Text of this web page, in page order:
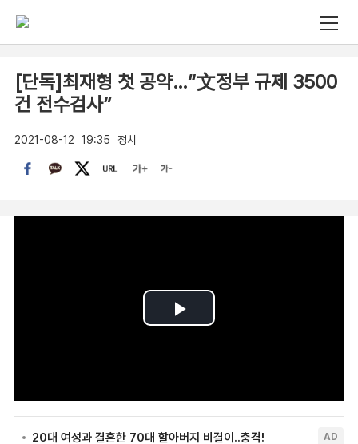
[단독]최재형 첫 공약…“文정부 규제 3500
건 전수검사”
2021-08-12 19:35 정치